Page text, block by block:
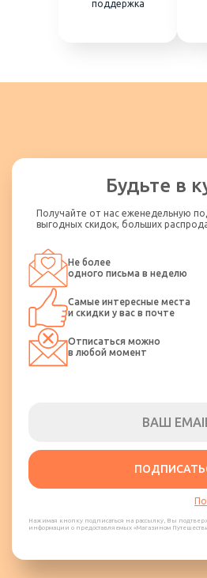
поддержка
Будьте в
Получайте от нас еженедельную
выгодных скидок, больших
Не более
одного письма в неделю
Самые интересные места
и скидки у вас в почте
Отписаться можно
в любой момент
Нажимая кнопку подписаться на рассылку, Вы
информации о предоставляемых «Магазином